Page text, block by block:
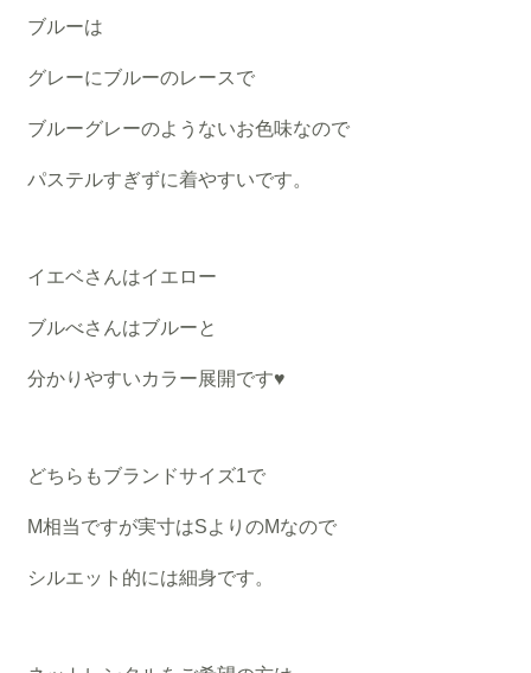
ブルーは
グレーにブルーのレースで
ブルーグレーのようないお色味なので
パステルすぎずに着やすいです。
イエベさんはイエロー
ブルべさんはブルーと
分かりやすいカラー展開です♥
どちらもブランドサイズ1で
M相当ですが実寸はSよりのMなので
シルエット的には細身です。